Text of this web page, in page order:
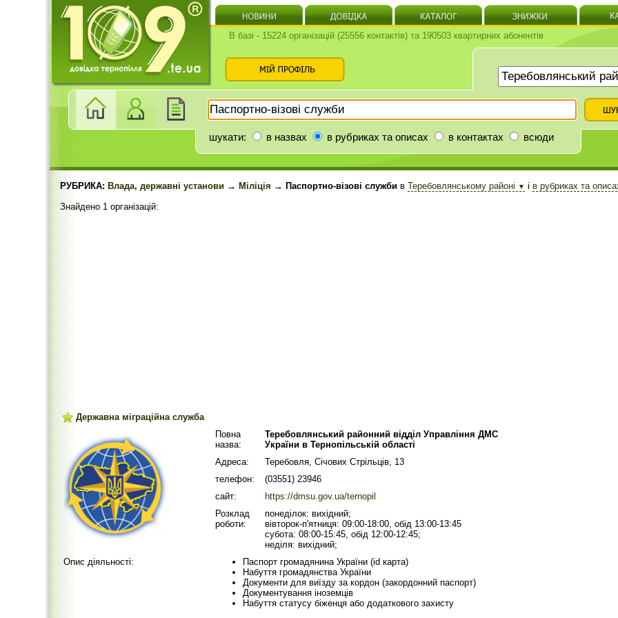
В базі - 15224 організацій (25556 контактів) та 190503 квартирних абонентів
шукати: в назвах в рубриках та описах в контактах всюди
РУБРИКА: Влада, державні установи → Міліція → Паспортно-візові служби в Теребовлянському районі ▼ і в рубриках та
Знайдено 1 організацій:
Державна міграційна служба
Повна
назва:
Теребовлянський районний відділ Управління ДМС
України в Тернопільській області
Адреса:
Теребовля, Січових Стрільців, 13
телефон:
(03551) 23946
сайт:
https://dmsu.gov.ua/ternopil
Розклад
роботи:
понеділок: вихідний;
вівторок-п'ятниця: 09:00-18:00, обід 13:00-13:45
субота: 08:00-15:45, обід 12:00-12:45;
неділя: вихідний;
Опис діяльності:
Паспорт громадянина України (id карта)
Набуття громадянства України
Документи для виїзду за кордон (закордонний паспорт)
Документування іноземців
Набуття статусу біженця або додаткового захисту